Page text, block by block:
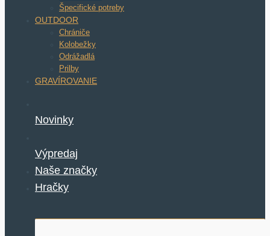
Špecifické potreby
OUTDOOR
Chrániče
Kolobežky
Odrážadlá
Prilby
GRAVÍROVANIE
Novinky
Výpredaj
Naše značky
Hračky